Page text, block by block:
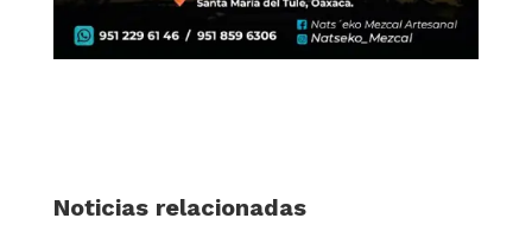
Noticias relacionadas